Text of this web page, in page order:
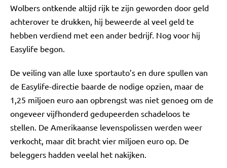
Wolbers ontkende altijd rijk te zijn geworden door geld
achterover te drukken, hij beweerde al veel geld te
hebben verdiend met een ander bedrijf. Nog voor hij
Easylife begon.
De veiling van alle luxe sportauto’s en dure spullen van
de Easylife-directie baarde de nodige opzien, maar de
1,25 miljoen euro aan opbrengst was niet genoeg om de
ongeveer vijfhonderd gedupeerden schadeloos te
stellen. De Amerikaanse levenspolissen werden weer
verkocht, maar dit bracht vier miljoen euro op. De
beleggers hadden veelal het nakijken.